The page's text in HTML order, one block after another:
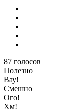
87 голосов
Полезно
Вау!
Смешно
Ого!
Хм!